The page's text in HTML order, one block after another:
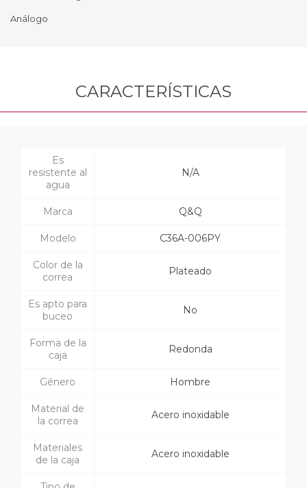
Análogo
CARACTERÍSTICAS
Es
resistente al
agua
N/A
Marca Q&Q
Modelo C36A-006PY
Color de la
correa
Plateado
Es apto para
buceo
No
Forma de la
caja
Redonda
Género Hombre
Material de
la correa
Acero inoxidable
Materiales
de la caja
Acero inoxidable